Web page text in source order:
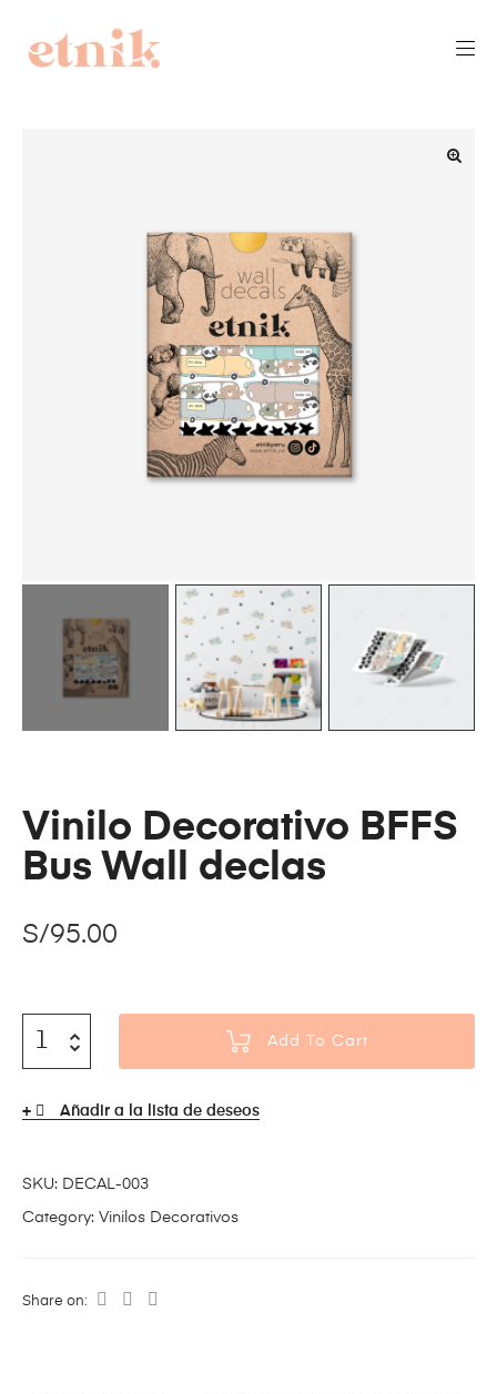
Vinilo Decorativo BFFS
Bus Wall declas
S/95.00
Add To Cart
Añadir a la lista de deseos
SKU: DECAL-003
Category: Vinilos Decorativos
Share on: